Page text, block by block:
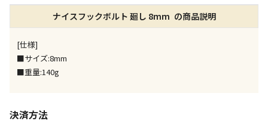
店舗のみで受取できる商品です（宅配便でのお届けが
できません）
※同時購入の商品は、全て同じ店舗での受取となりま
特定の店舗のみで受取ができる商品です（宅配便での
お届けができません）
ナイスフックボルト 廻し 8mm の商品説明
[仕様]
■サイズ:8mm
■重量:140g
決済方法